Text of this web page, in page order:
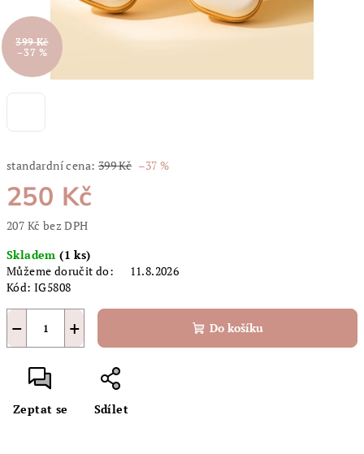
standardní cena: 399 Kč –37 %
250 Kč
207 Kč bez DPH
cena:
Skladem(1 ks)
Můžeme doručit do:
11.8.2026
Kód: IG5808
+
− Do košíku
Zeptat se Sdílet
399 Kč
–37 %